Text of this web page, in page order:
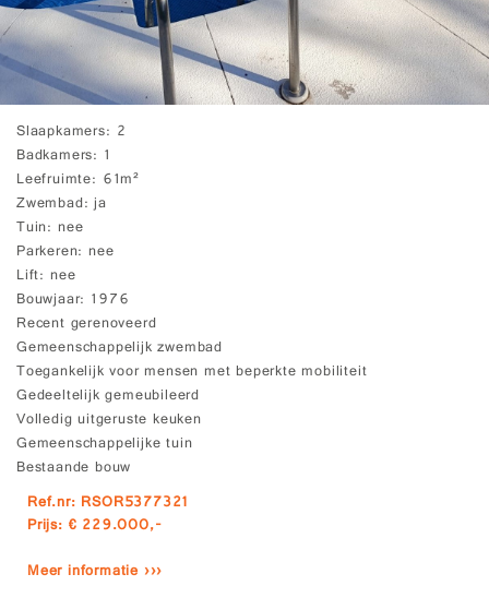
Slaapkamers 2
Badkamers 1
Leefruimte 61m²
Zwembad ja
Tuin nee
Parkeren nee
Lift nee
Bouwjaar 1976
Recent gerenoveerd
Gemeenschappelijk zwembad
Toegankelijk voor mensen met beperkte mobiliteit
Gedeeltelijk gemeubileerd
Volledig uitgeruste keuken
Gemeenschappelijke tuin
Bestaande bouw
Ref.nr: RSOR5377321
Prijs: € 229.000,-
Meer informatie ›››